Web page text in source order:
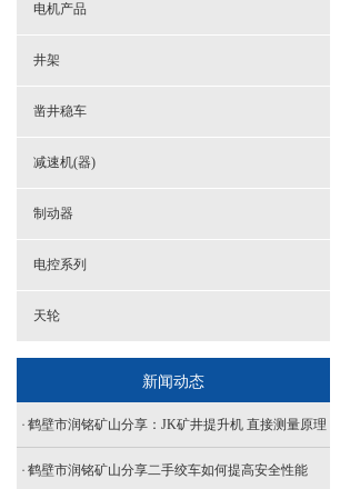
电机产品
井架
凿井稳车
减速机(器)
制动器
电控系列
天轮
新闻动态
鹤壁市润铭矿山分享：JK矿井提升机 直接测量原理
鹤壁市润铭矿山分享二手绞车如何提高安全性能